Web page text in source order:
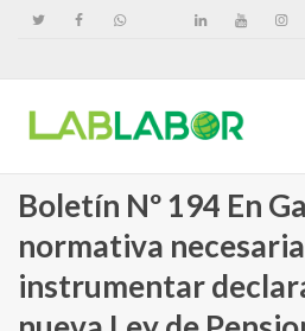
Boletín Nº 194 En
normativa
instrumentar